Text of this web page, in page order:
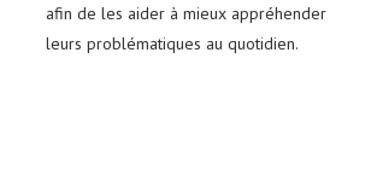
afin de les aider à mieux appréhender
leurs problématiques au quotidien.